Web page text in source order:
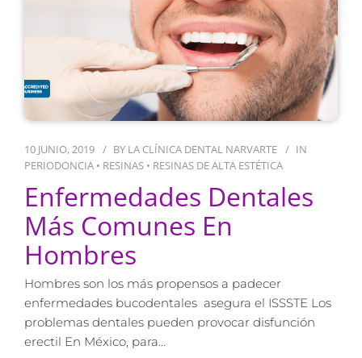
10 JUNIO, 2019 BY LA CLÍNICA DENTAL NARVARTE
IN
PERIODONCIA • RESINAS • RESINAS DE ALTA ESTÉTICA
Enfermedades Dentales
Más Comunes En
Hombres
Hombres son los más propensos a padecer
enfermedades bucodentales asegura el ISSSTE Los
problemas dentales pueden provocar disfunción
erectil En México, para…